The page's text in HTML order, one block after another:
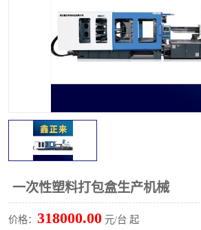
一次性塑料打包盒生产机械
价格： 318000.00 元/台 起
打包
塑料打包盒 外卖
航空餐具 水晶
环保餐具 降解
稻壳餐具
降解奶茶杯 玉米